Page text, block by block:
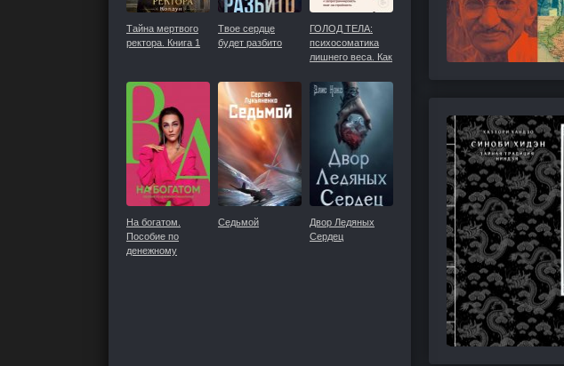
Тайна мертвого
ректора. Книга 1
Твое сердце
будет разбито
ГОЛОД ТЕЛА:
психосоматика
лишнего веса. Как
утешать себя
едой и
запрограммировать
мозг на
стройность
На богатом.
Пособие по
денежному
Седьмой
Двор Ледяных
Сердец